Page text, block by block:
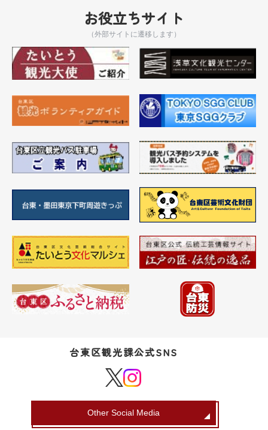
お役立ちサイト
（外部サイトに遷移します）
台東区観光課公式SNS
Other Social Media